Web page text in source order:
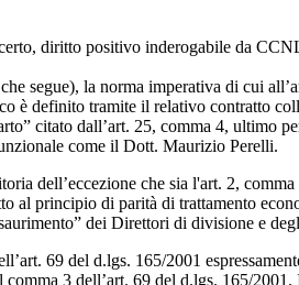
diritto positivo inderogabile da
segue), la norma imperativa di cui
è definito tramite il relativo contratto
citato dall’art. 25, comma 4, ultimo
come il Dott. Maurizio Perelli.
dell’eccezione che sia l'art. 2,
al principio di parità di trattamento
dei Direttori di divisione e
69 del d.lgs. 165/2001
3 dell’art. 69 del d.lgs. 165/